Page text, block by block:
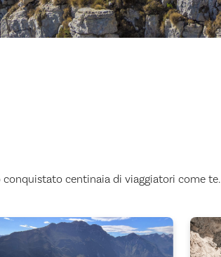
centinaia di viaggiatori come te.